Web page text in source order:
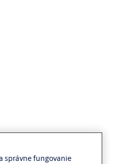
MAX
správne fungovanie